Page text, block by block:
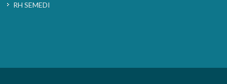
RH SEMEDI